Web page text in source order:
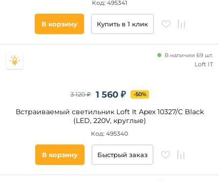
Код: 495341
В корзину Купить в 1 клик
1 560 ₽
3 120 ₽ -50%
Встраиваемый светильник Loft It Apex 10327/C Black
(LED, 220V, круглые)
В наличии 69 шт.
Код: 495340
Loft IT
В корзину Быстрый заказ